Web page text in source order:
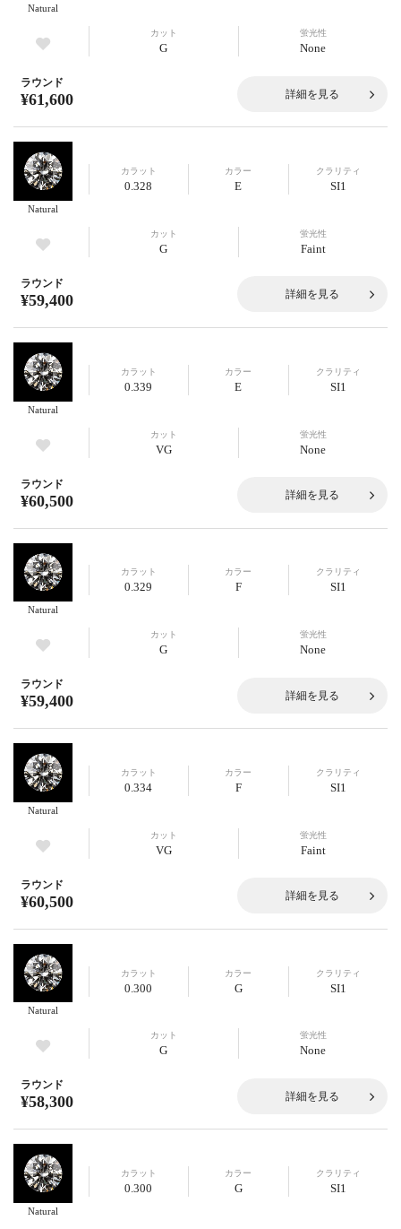
Natural
カット
G
蛍光性
None
ラウンド
¥61,600 詳細を見る
Natural
カラット
0.328
カラー
E
クラリティ
SI1
カット
G
蛍光性
Faint
ラウンド
¥59,400 詳細を見る
Natural
カラット
0.339
カラー
E
クラリティ
SI1
カット
VG
蛍光性
None
ラウンド
¥60,500 詳細を見る
Natural
カラット
0.329
カラー
F
クラリティ
SI1
カット
G
蛍光性
None
ラウンド
¥59,400 詳細を見る
Natural
カラット
0.334
カラー
F
クラリティ
SI1
カット
VG
蛍光性
Faint
ラウンド
¥60,500 詳細を見る
Natural
カラット
0.300
カラー
G
クラリティ
SI1
カット
G
蛍光性
None
ラウンド
¥58,300 詳細を見る
Natural
カラット
0.300
カラー
G
クラリティ
SI1